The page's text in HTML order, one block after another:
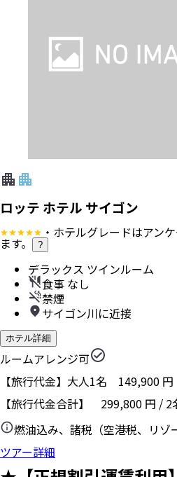
ロッテ ホテル サイゴン
・ホテルグレードはアン
ます。 ?
デラックス ツインルーム
食事 なし
禁煙
サイゴン川に近接
ホテル詳細
ルームアレンジ可
【旅行代金】大人1名 149,900 円
【旅行代金合計】 299,800 円 / 2
燃油込み、諸税（空港税、リゾ
ツアー詳細